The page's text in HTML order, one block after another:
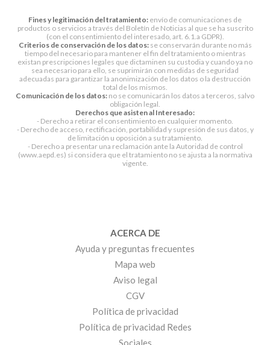
Fines y legitimación del tratamiento: envío de comunicaciones de
productos o servicios a través del Boletín de Noticias al que se ha suscrito
(con el consentimiento del interesado, art. 6.1.a GDPR).
Criterios de conservación de los datos:se conservarán durante no más
tiempo del necesario para mantener el fin del tratamiento o mientras
existan prescripciones legales que dictaminen su custodia y cuando ya no
sea necesario para ello, se suprimirán con medidas de seguridad
adecuadas para garantizar la anonimización de los datos o la destrucción
total de los mismos.
Comunicación de los datos: no se comunicarán los datos a terceros, salvo
obligación legal.
Derechos que asisten al Interesado:
- Derecho a retirar el consentimiento en cualquier momento.
- Derecho de acceso, rectificación, portabilidad y supresión de sus datos, y
de limitación u oposición a su tratamiento.
- Derecho a presentar una reclamación ante la Autoridad de control
(www.aepd.es) si considera que el tratamiento no se ajusta a la normativa
vigente.
ACERCA DE
Ayuda y preguntas frecuentes
Mapa web
Aviso legal
CGV
Política de privacidad
Política de privacidad Redes
Sociales